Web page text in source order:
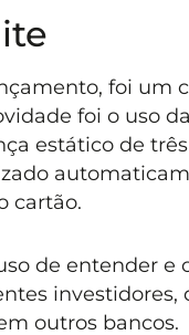
foi um
foi o uso
estático de
cartão.
de entender e
investidores,
outros bancos.